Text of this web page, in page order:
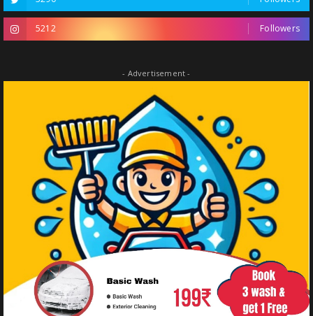
5212 Followers
- Advertisement -